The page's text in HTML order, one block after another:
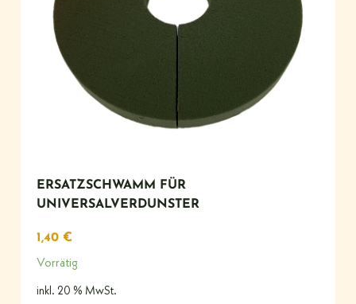
ERSATZSCHWAMM FÜR
UNIVERSALVERDUNSTER
1,40 €
Vorrätig
inkl. 20 % MwSt.